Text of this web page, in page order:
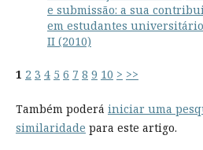
e submissão: a sua
em estudantes
II (2010)
1 2 3 4 5 6 7 8 9 10 > >>
Também poderá iniciar uma
similaridade para este artigo.